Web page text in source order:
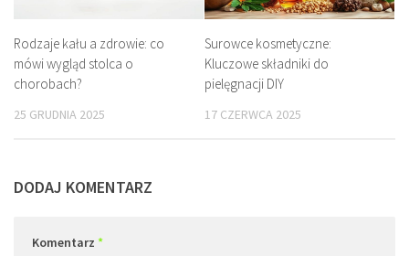
Rodzaje kału a zdrowie: co
mówi wygląd stolca o
chorobach?
25 GRUDNIA 2025
Surowce kosmetyczne:
Kluczowe składniki do
pielęgnacji DIY
17 CZERWCA 2025
DODAJ KOMENTARZ
Komentarz *